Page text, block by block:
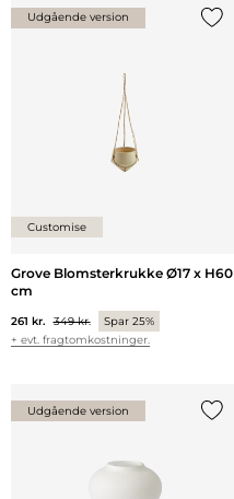
Udgående version
Customise
Grove Blomsterkrukke Ø17 x H60
cm
261 kr. 349 kr.
Spar 25%
+ evt. fragtomkostninger.
Udgående version